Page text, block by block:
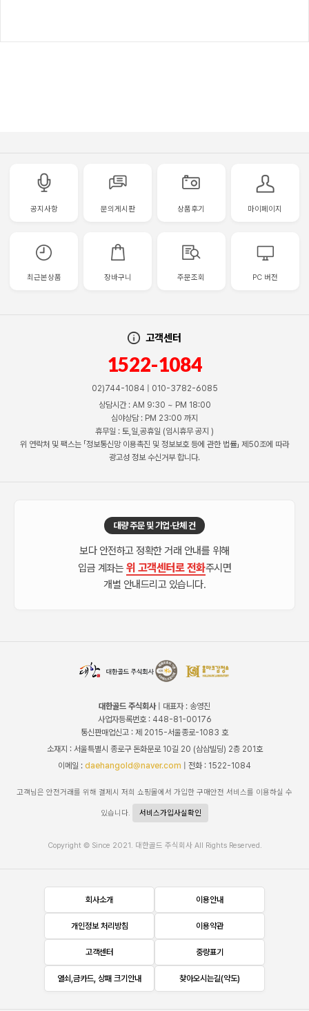
공지사항 문의게시판 상품후기 마이페이지
최근본상품 장바구니 주문조회 PC 버전
고객센터
1522-1084
02)744-1084 | 010-3782-6085
상담시간 : AM 9:30 ~ PM 18:00
심야상담 : PM 23:00 까지
휴무일 : 토,일,공휴일 (임시휴무 공지 )
위 연락처 및 팩스는 「정보통신망 이용촉진 및 정보보호 등에 관한 법률」 제50조에 따라
광고성 정보 수신거부 합니다.
대량 주문 및 기업·단체 건
보다 안전하고 정확한 거래 안내를 위해
입금 계좌는 위 고객센터로 전화주시면
개별 안내드리고 있습니다.
대한골드 주식회사| 대표자 : 송영진
사업자등록번호 : 448-81-00176
통신판매업신고 : 제 2015-서울종로-1083 호
소재지 : 서울특별시 종로구 돈화문로 10길 20 (삼삼빌딩) 2층 201호
이메일 : daehangold@naver.com | 전화 : 1522-1084
고객님은 안전거래를 위해 결제시 저희 쇼핑몰에서 가입한 구매안전 서비스를 이용하실 수
있습니다. 서비스가입사실확인
Copyright © Since 2021. 대한골드 주식회사 All Rights Reserved.
회사소개 이용안내
개인정보 처리방침 이용약관
고객센터 중량표기
열쇠,금카드, 상패 크기안내 찾아오시는길(약도)